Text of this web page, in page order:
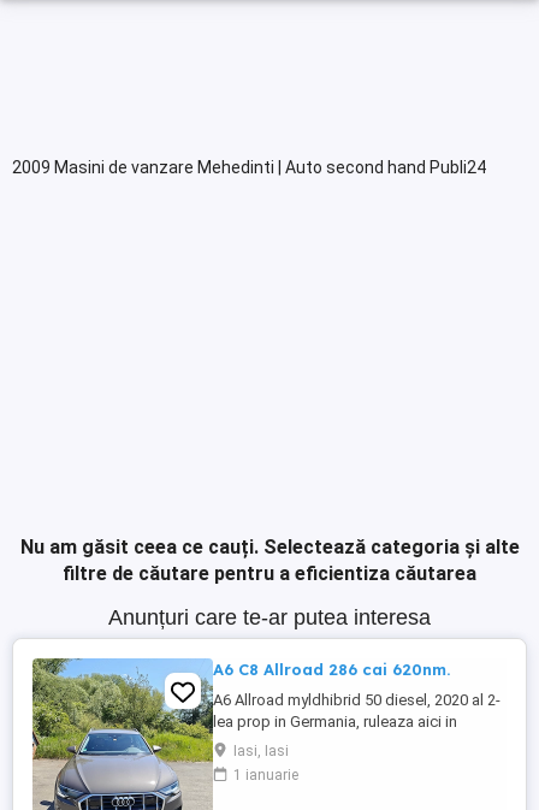
2009 Masini de vanzare Mehedinti | Auto second hand Publi24
Nu am găsit ceea ce cauți. Selectează categoria și alte
filtre de căutare pentru a eficientiza căutarea
Anunțuri care te-ar putea interesa
A6 C8 Allroad 286 cai 620nm.
A6 Allroad myldhibrid 50 diesel, 2020 al 2-
lea prop in Germania, ruleaza aici in
Stuttgart, full istoric service pachet
bussiness. Nu fac schimburi!!! !!! detalii
Iasi, Iasi
1 ianuarie